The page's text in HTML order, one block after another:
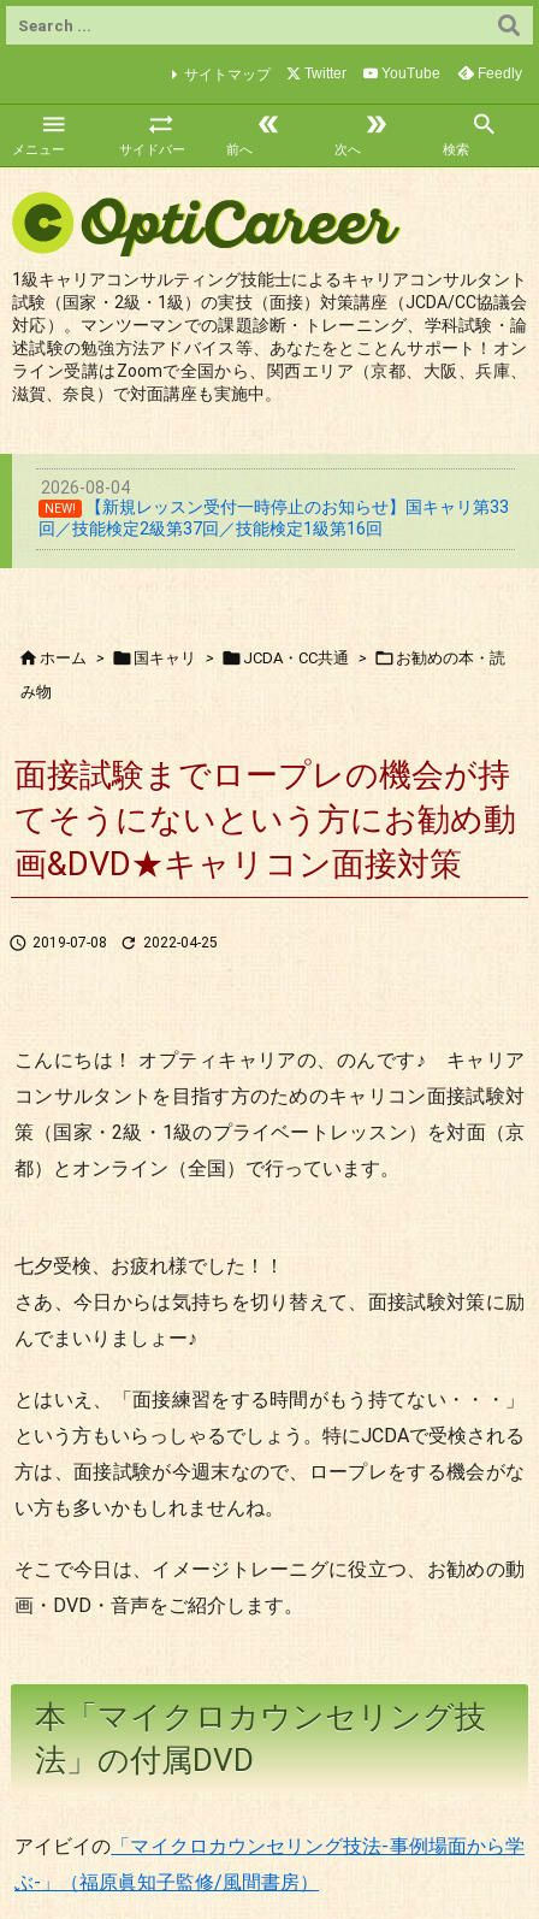

メニュー

サイドバー

前へ

次へ

検索
サイトマップ Twitter YouTube Feedly
1級キャリアコンサルティング技能士によるキャリアコンサルタント
試験（国家・2級・1級）の実技（面接）対策講座（JCDA/CC協議会
対応）。マンツーマンでの課題診断・トレーニング、学科試験・論
述試験の勉強方法アドバイス等、あなたをとことんサポート！オン
ライン受講はZoomで全国から、関西エリア（京都、大阪、兵庫、
滋賀、奈良）で対面講座も実施中。
2026-08-04
NEW!
【新規レッスン受付一時停止のお知らせ】国キャリ第33
回／技能検定2級第37回／技能検定1級第16回
ホーム >  国キャリ >  JCDA・CC共通 >  お勧めの本・読
み物
面接試験までロープレの機会が持
てそうにないという方にお勧め動
画&DVD★キャリコン面接対策
 2019-07-08  2022-04-25
こんにちは！ オプティキャリアの、のんです♪ キャリア
コンサルタントを目指す方のためのキャリコン面接試験対
策（国家・2級・1級のプライベートレッスン）を対面（京
都）とオンライン（全国）で行っています。
七夕受検、お疲れ様でした！！
さあ、今日からは気持ちを切り替えて、面接試験対策に励
んでまいりましょー♪
とはいえ、「面接練習をする時間がもう持てない・・・」
という方もいらっしゃるでしょう。特にJCDAで受検される
方は、面接試験が今週末なので、ロープレをする機会がな
い方も多いかもしれませんね。
そこで今日は、イメージトレーニグに役立つ、お勧めの動
画・DVD・音声をご紹介します。
本「マイクロカウンセリング技
法」の付属DVD
アイビイの 「マイクロカウンセリング技法-事例場面から学
ぶ-」（福原眞知子監修/風間書房）